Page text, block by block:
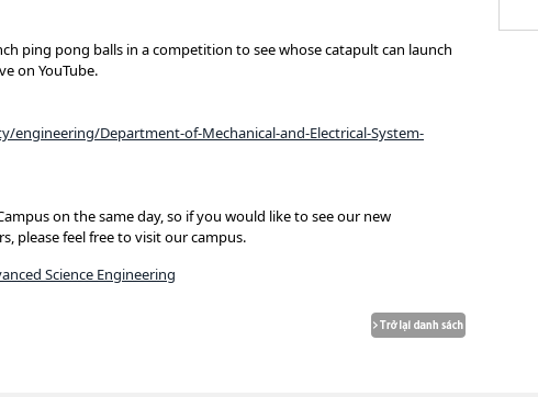
ping pong balls in a competition to see whose catapult can launch
on YouTube.
Department-of-Mechanical-and-Electrical-System-
on the same day, so if you would like to see our new
please feel free to visit our campus.
Science Engineering